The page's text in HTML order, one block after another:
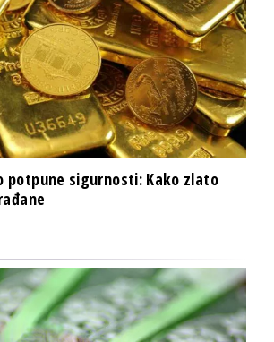
potpune sigurnosti: Kako zlato